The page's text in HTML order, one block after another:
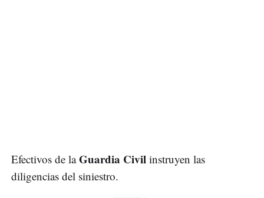
Efectivos de laGuardia Civil instruyen las
diligencias del siniestro.